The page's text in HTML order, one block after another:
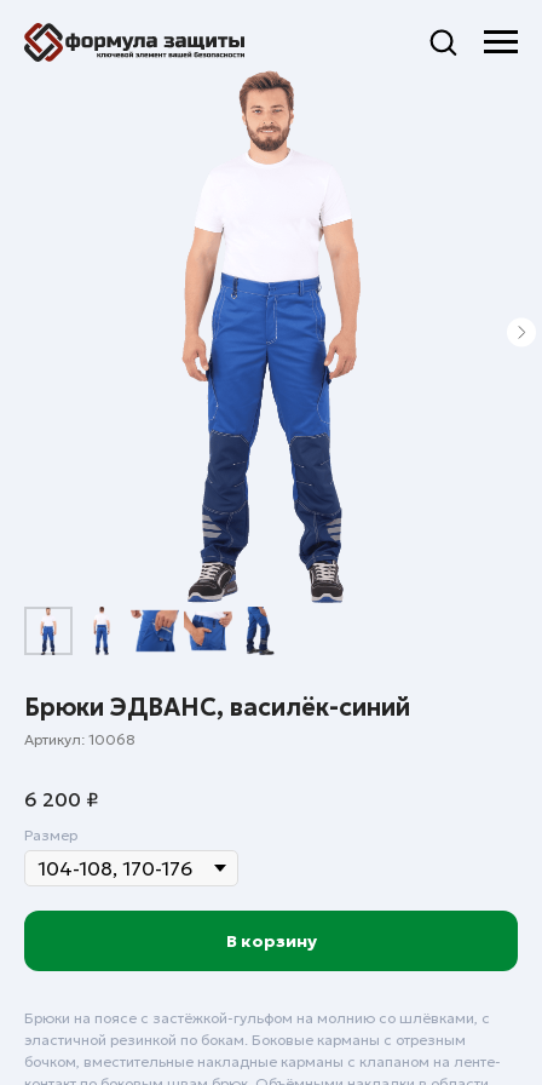
Брюки ЭДВАНС, василёк-синий
Артикул: 10068
6 200 ₽
Размер
В корзину
Брюки на поясе с застёжкой-гульфом на молнию со шлёвками, с
эластичной резинкой по бокам. Боковые карманы с отрезным
бочком, вместительные накладные карманы с клапаном на ленте-